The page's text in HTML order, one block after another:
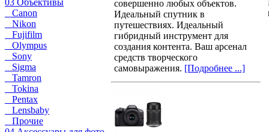
03 Объективы
Canon
Nikon
Fujifilm
Olympus
Sony
Sigma
Tamron
Tokina
Pentax
Lensbaby
Прочие
совершенно любых объектов.
Идеальный спутник в
путешествиях. Идеальный
гибридный инструмент для
создания контента. Ваш арсенал
средств творческого
самовыражения. [Подробнее ...]